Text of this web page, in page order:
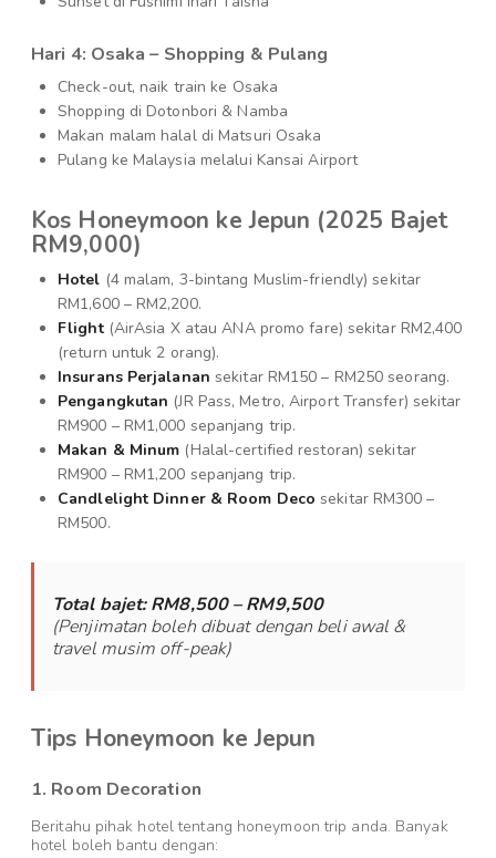
Hari 4: Osaka – Shopping & Pulang
Check-out, naik train ke Osaka
Shopping di Dotonbori & Namba
Makan malam halal di Matsuri Osaka
Pulang ke Malaysia melalui Kansai Airport
Kos Honeymoon ke Jepun (2025 Bajet
RM9,000)
Hotel (4 malam, 3-bintang Muslim-friendly) sekitar
RM1,600 – RM2,200.
Flight(AirAsia X atau ANA promo fare) sekitar RM2,400
(return untuk 2 orang).
Insurans Perjalanan sekitar RM150 – RM250 seorang.
Pengangkutan (JR Pass, Metro, Airport Transfer) sekitar
RM900 – RM1,000 sepanjang trip.
Makan & Minum (Halal-certified restoran) sekitar
RM900 – RM1,200 sepanjang trip.
Candlelight Dinner & Room Deco sekitar RM300 –
RM500.
Total bajet: RM8,500 – RM9,500
(Penjimatan boleh dibuat dengan beli awal &
travel musim off-peak)
Tips Honeymoon ke Jepun
1. Room Decoration
Beritahu pihak hotel tentang honeymoon trip anda. Banyak
hotel boleh bantu dengan: